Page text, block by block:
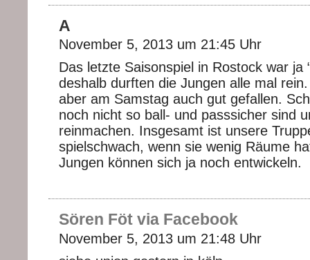
A
November 5, 2013 um 21:45 Uhr
Das letzte Saisonspiel in Rostock war ja
deshalb durften die Jungen alle mal
aber am Samstag auch gut gefallen.
noch nicht so ball- und passsicher sind
reinmachen. Insgesamt ist unsere
spielschwach, wenn sie wenig Räume
Jungen können sich ja noch entwickeln.
Sören Föt via Facebook
November 5, 2013 um 21:48 Uhr